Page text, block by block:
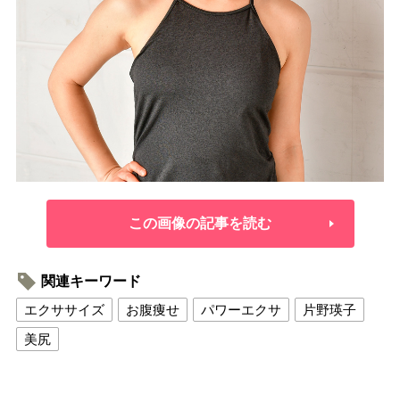
この画像の記事を読む
関連キーワード
エクササイズ
お腹痩せ パワーエクサ
片野瑛子
美尻